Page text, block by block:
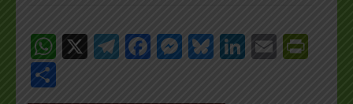
WhatsApp
X Telegram
Facebook
Messenger
Bluesky
LinkedIn
Email